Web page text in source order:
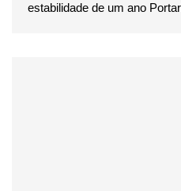
estabilidade de um ano